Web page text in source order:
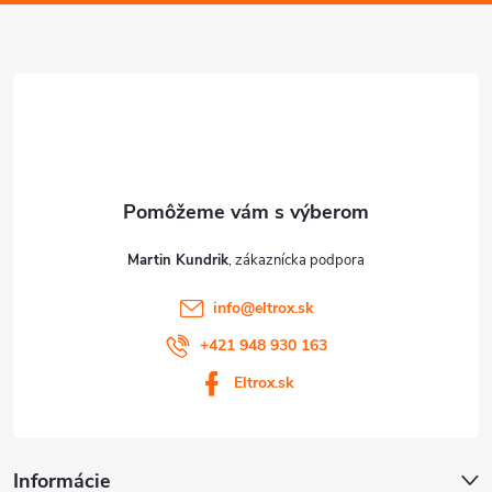
Martin Kundrik
info@eltrox.sk
+421 948 930 163
Eltrox.sk
Informácie